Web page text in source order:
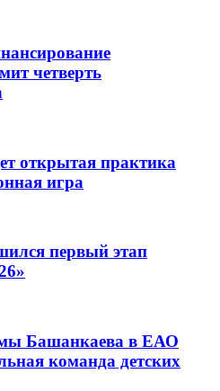
четверть
открытая практика
игра
первый этап
Башанкаева в ЕАО
команда детских